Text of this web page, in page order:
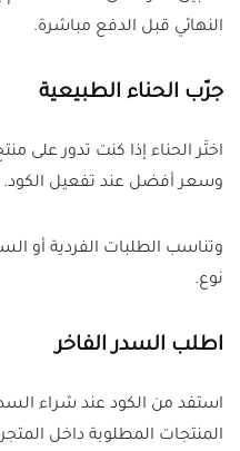
النهائي قبل الدفع مباشرة.
جرّب الحناء الطبيعية
اختَر الحناء إذا كنت تدور على
وسعر أفضل عند تفعيل الكود.
وتناسب الطلبات الفردية أو
نوع.
اطلب السدر الفاخر
استفد من الكود عند شراء
المنتجات المطلوبة داخل